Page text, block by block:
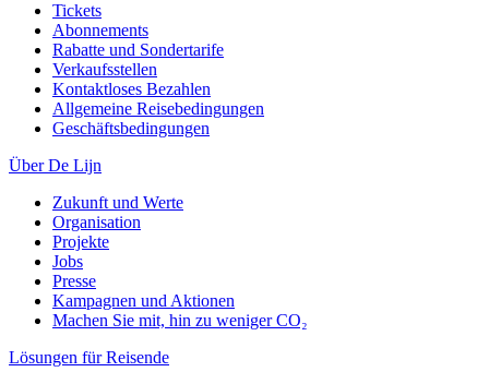
Tickets
Abonnements
Rabatte und Sondertarife
Verkaufsstellen
Kontaktloses Bezahlen
Allgemeine Reisebedingungen
Geschäftsbedingungen
Über De Lijn
Zukunft und Werte
Organisation
Projekte
Jobs
Presse
Kampagnen und Aktionen
Machen Sie mit, hin zu weniger CO₂
Lösungen für Reisende